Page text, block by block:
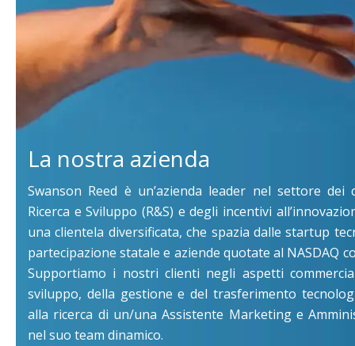
La nostra azienda
Swanson Reed è un’azienda leader nel settore dei
Ricerca e Sviluppo (R&S) e degli incentivi
una clientela diversificata, che spazia dalle startup
partecipazione statale e aziende quotate al NASDAQ
Supportiamo i nostri clienti negli aspetti
sviluppo, della gestione e del trasferimento
alla ricerca di un/una Assistente Marketing e
nel suo team dinamico.